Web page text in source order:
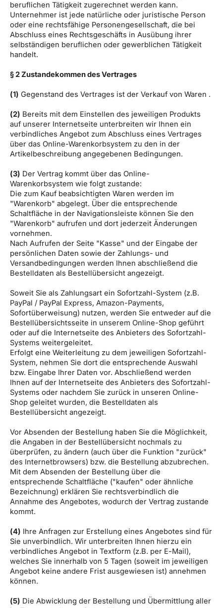
beruflichen Tätigkeit zugerechnet werden kann.
Unternehmer ist jede natürliche oder juristische Person
oder eine rechtsfähige Personengesellschaft, die bei
Abschluss eines Rechtsgeschäfts in Ausübung ihrer
selbständigen beruflichen oder gewerblichen Tätigkeit
handelt.
§ 2 Zustandekommen des Vertrages
(1) Gegenstand des Vertrages ist der Verkauf von Waren .
(2) Bereits mit dem Einstellen des jeweiligen Produkts
auf unserer Internetseite unterbreiten wir Ihnen ein
verbindliches Angebot zum Abschluss eines Vertrages
über das Online-Warenkorbsystem zu den in der
Artikelbeschreibung angegebenen Bedingungen.
(3) Der Vertrag kommt über das Online-
Warenkorbsystem wie folgt zustande:
Die zum Kauf beabsichtigten Waren werden im
"Warenkorb" abgelegt. Über die entsprechende
Schaltfläche in der Navigationsleiste können Sie den
"Warenkorb" aufrufen und dort jederzeit Änderungen
vornehmen.
Nach Aufrufen der Seite "Kasse" und der Eingabe der
persönlichen Daten sowie der Zahlungs- und
Versandbedingungen werden Ihnen abschließend die
Bestelldaten als Bestellübersicht angezeigt.
Soweit Sie als Zahlungsart ein Sofortzahl-System (z.B.
PayPal / PayPal Express, Amazon-Payments,
Sofortüberweisung) nutzen, werden Sie entweder auf die
Bestellübersichtsseite in unserem Online-Shop geführt
oder auf die Internetseite des Anbieters des Sofortzahl-
Systems weitergeleitet.
Erfolgt eine Weiterleitung zu dem jeweiligen Sofortzahl-
System, nehmen Sie dort die entsprechende Auswahl
bzw. Eingabe Ihrer Daten vor. Abschließend werden
Ihnen auf der Internetseite des Anbieters des Sofortzahl-
Systems oder nachdem Sie zurück in unseren Online-
Shop geleitet wurden, die Bestelldaten als
Bestellübersicht angezeigt.
Vor Absenden der Bestellung haben Sie die Möglichkeit,
die Angaben in der Bestellübersicht nochmals zu
überprüfen, zu ändern (auch über die Funktion "zurück"
des Internetbrowsers) bzw. die Bestellung abzubrechen.
Mit dem Absenden der Bestellung über die
entsprechende Schaltfläche ("kaufen" oder ähnliche
Bezeichnung) erklären Sie rechtsverbindlich die
Annahme des Angebotes, wodurch der Vertrag zustande
kommt.
(4) Ihre Anfragen zur Erstellung eines Angebotes sind für
Sie unverbindlich. Wir unterbreiten Ihnen hierzu ein
verbindliches Angebot in Textform (z.B. per E-Mail),
welches Sie innerhalb von 5 Tagen (soweit im jeweiligen
Angebot keine andere Frist ausgewiesen ist) annehmen
können.
(5) Die Abwicklung der Bestellung und Übermittlung aller